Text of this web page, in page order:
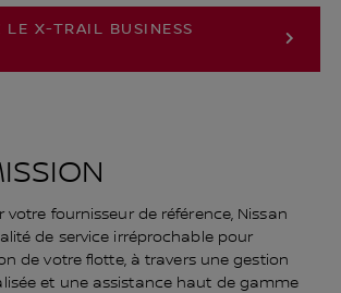
LE X-TRAIL BUSINESS
votre fournisseur de référence, Nissan
de service irréprochable pour
de votre flotte, à travers une gestion
et une assistance haut de gamme